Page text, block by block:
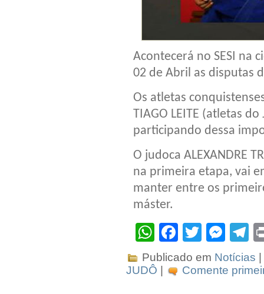
Acontecerá no SESI na
02 de Abril as disputas
Os atletas conquistenses
TIAGO LEITE (atletas do
participando dessa
O judoca ALEXANDRE
na primeira etapa, vai
manter entre os
máster.
WhatsApp
Facebook
Twitter
Publicado em Notícias
JUDÔ
Comente